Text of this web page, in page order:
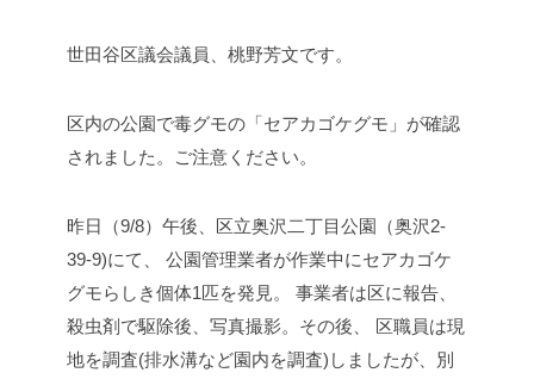
世田谷区議会議員、桃野芳文です。
区内の公園で毒グモの「セアカゴケグモ」が確認
されました。ご注意ください。
昨日（9/8）午後、区立奥沢二丁目公園（奥沢2-
39-9)にて、 公園管理業者が作業中にセアカゴケ
グモらしき個体1匹を発見。 事業者は区に報告、
殺虫剤で駆除後、写真撮影。その後、 区職員は現
地を調査(排水溝など園内を調査)しましたが、別